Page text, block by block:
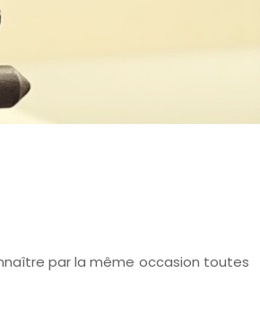
par la même occasion toutes